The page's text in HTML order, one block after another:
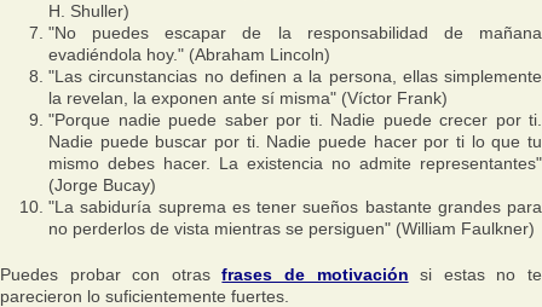
H. Shuller)
"No puedes escapar de la responsabilidad de mañana
evadiéndola hoy." (Abraham Lincoln)
"Las circunstancias no definen a la persona, ellas simplemente
la revelan, la exponen ante sí misma" (Víctor Frank)
"Porque nadie puede saber por ti. Nadie puede crecer por ti.
Nadie puede buscar por ti. Nadie puede hacer por ti lo que tu
mismo debes hacer. La existencia no admite representantes"
(Jorge Bucay)
"La sabiduría suprema es tener sueños bastante grandes para
no perderlos de vista mientras se persiguen" (William Faulkner)
Puedes probar con otrasfrases de motivación si estas no te
parecieron lo suficientemente fuertes.